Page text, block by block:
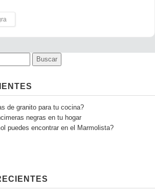
de granito para tu cocina?
negras en tu hogar
puedes encontrar en el Marmolista?